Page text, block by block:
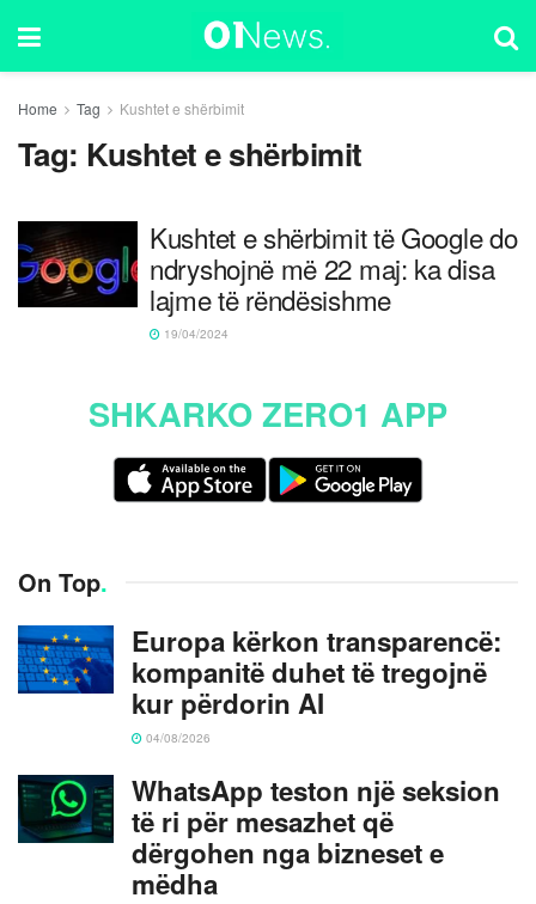
Home Tag Kushtet e shërbimit
Tag: Kushtet e shërbimit
Kushtet e shërbimit të Google do
ndryshojnë më 22 maj: ka disa
lajme të rëndësishme
19/04/2024
SHKARKO ZERO1 APP
On Top.
Europa kërkon transparencë:
kompanitë duhet të tregojnë
kur përdorin AI
04/08/2026
WhatsApp teston një seksion
të ri për mesazhet që
dërgohen nga bizneset e
mëdha